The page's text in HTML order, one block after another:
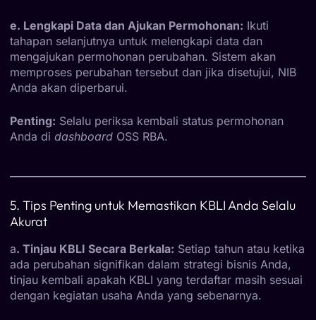
e. Lengkapi Data dan Ajukan Permohonan: Ikuti
tahapan selanjutnya untuk melengkapi data dan
mengajukan permohonan perubahan. Sistem akan
memproses perubahan tersebut dan jika disetujui, NIB
Anda akan diperbarui.
Penting: Selalu periksa kembali status permohonan
Anda di dashboard OSS RBA.
5. Tips Penting untuk Memastikan KBLI Anda Selalu
Akurat
a. Tinjau KBLI Secara Berkala: Setiap tahun atau ketika
ada perubahan signifikan dalam strategi bisnis Anda,
tinjau kembali apakah KBLI yang terdaftar masih sesuai
dengan kegiatan usaha Anda yang sebenarnya.